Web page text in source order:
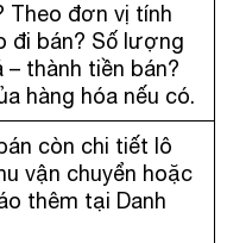
Theo đơn vị tính
đi bán? Số lượng
thành tiền bán?
hàng hóa nếu có.
còn chi tiết lô
vận chuyển hoặc
thêm tại Danh